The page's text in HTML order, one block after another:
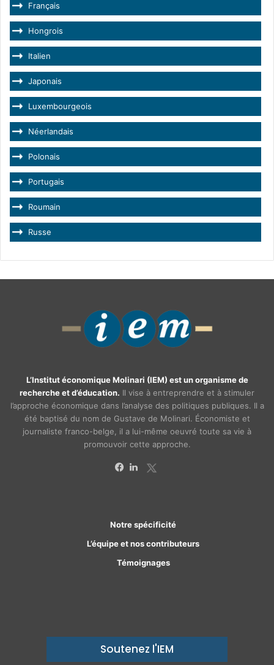
Français
Hongrois
Italien
Japonais
Luxembourgeois
Néerlandais
Polonais
Portugais
Roumain
Russe
L’Institut économique Molinari (IEM) est un organisme de
recherche et d’éducation. Il vise à entreprendre et à stimuler
l’approche économique dans l’analyse des politiques publiques. Il a
été baptisé du nom de Gustave de Molinari. Économiste et
journaliste franco-belge, il a lui-même oeuvré toute sa vie à
promouvoir cette approche.
Notre spécificité
L’équipe et nos contributeurs
Témoignages
Soutenez l'IEM